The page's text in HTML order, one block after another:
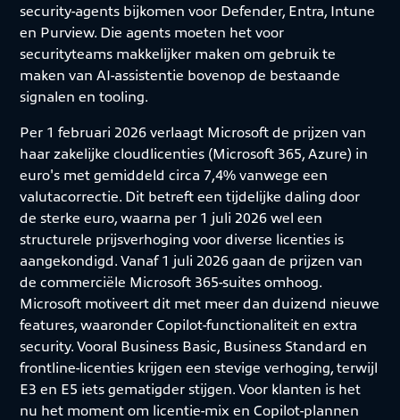
security-agents bijkomen voor Defender, Entra, Intune
en Purview. Die agents moeten het voor
securityteams makkelijker maken om gebruik te
maken van AI-assistentie bovenop de bestaande
signalen en tooling.
Per 1 februari 2026 verlaagt Microsoft de prijzen van
haar zakelijke cloudlicenties (Microsoft 365, Azure) in
euro's met gemiddeld circa 7,4% vanwege een
valutacorrectie. Dit betreft een tijdelijke daling door
de sterke euro, waarna per 1 juli 2026 wel een
structurele prijsverhoging voor diverse licenties is
aangekondigd. Vanaf 1 juli 2026 gaan de prijzen van
de commerciële Microsoft 365-suites omhoog.
Microsoft motiveert dit met meer dan duizend nieuwe
features, waaronder Copilot-functionaliteit en extra
security. Vooral Business Basic, Business Standard en
frontline-licenties krijgen een stevige verhoging, terwijl
E3 en E5 iets gematigder stijgen. Voor klanten is het
nu het moment om licentie-mix en Copilot-plannen